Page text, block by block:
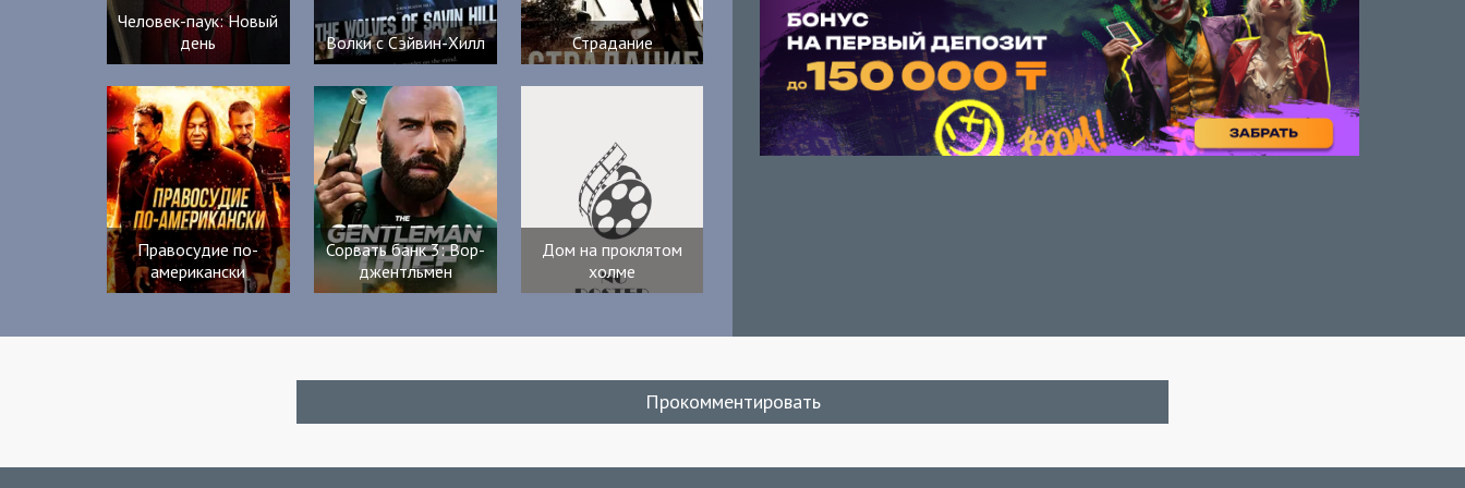
Человек-паук: Новый
день
Волки с Сэйвин-Хилл Страдание
Правосудие по-
американски
Сорвать банк 3: Вор-
джентльмен
Дом на проклятом
холме
Прокомментировать